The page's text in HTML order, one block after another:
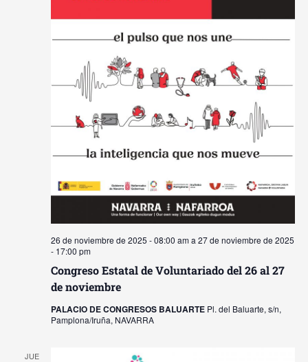
Congreso Estatal de Voluntariado del 26 al 27
de noviembre
26 de noviembre de 2025 - 08:00 ama 27 de noviembre de 2025
- 17:00 pm
PALACIO DE CONGRESOS BALUARTE Pl. del Baluarte, s/n,
Pamplona/Iruña, NAVARRA
JUE